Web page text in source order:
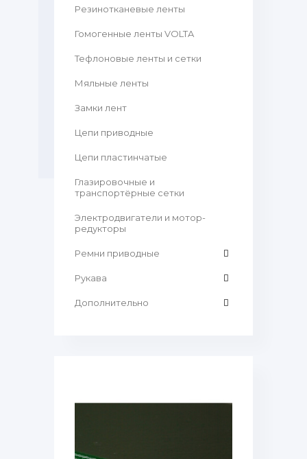
Резинотканевые ленты
Гомогенные ленты VOLTA
Тефлоновые ленты и сетки
Мяльные ленты
Замки лент
Цепи приводные
Цепи пластинчатые
Глазировочные и
транспортёрные сетки
Электродвигатели и мотор-
редукторы
Ремни приводные
Рукава
Дополнительно